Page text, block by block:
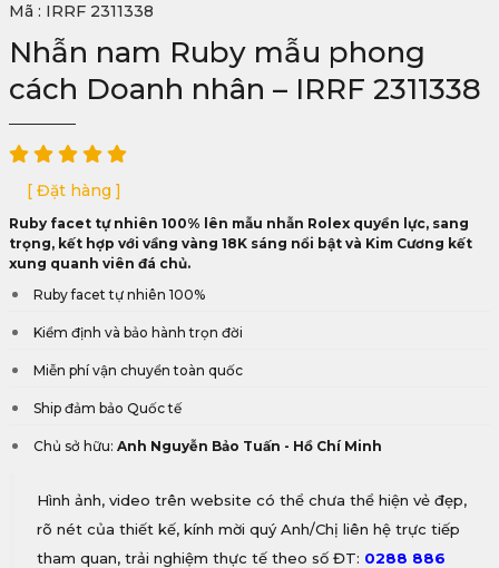
Mã : IRRF 2311338
Nhẫn nam Ruby mẫu phong
cách Doanh nhân – IRRF 2311338
[ Đặt hàng ]
Ruby facet tự nhiên 100% lên mẫu nhẫn Rolex quyền lực, sang
trọng, kết hợp với vầng vàng 18K sáng nổi bật và Kim Cương kết
xung quanh viên đá chủ.
Ruby facet tự nhiên 100%
Kiểm định và bảo hành trọn đời
Miễn phí vận chuyển toàn quốc
Ship đảm bảo Quốc tế
Chủ sở hữu: Anh Nguyễn Bảo Tuấn - Hồ Chí Minh
Hình ảnh, video trên website có thể chưa thể hiện vẻ đẹp,
rõ nét của thiết kế, kính mời quý Anh/Chị liên hệ trực tiếp
tham quan, trải nghiệm thực tế theo số ĐT: 0288 886